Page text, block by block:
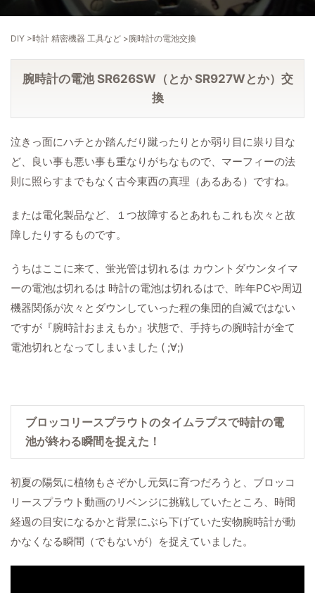
DIY >時計 精密機器 工具など >腕時計の電池交換
腕時計の電池 SR626SW（とか SR927Wとか）交
換
泣きっ面にハチとか踏んだり蹴ったりとか弱り目に祟り目な
ど、良い事も悪い事も重なりがちなもので、マーフィーの法
則に照らすまでもなく古今東西の真理（あるある）ですね。
または電化製品など、１つ故障するとあれもこれも次々と故
障したりするものです。
うちはここに来て、蛍光管は切れるは カウントダウンタイマ
ーの電池は切れるは 時計の電池は切れるはで、昨年PCや周辺
機器関係が次々とダウンしていった程の集団的自滅ではない
ですが『腕時計おまえもか』状態で、手持ちの腕時計が全て
電池切れとなってしまいました ( ;∀;)
ブロッコリースプラウトのタイムラプスで時計の電
池が終わる瞬間を捉えた！
初夏の陽気に植物もさぞかし元気に育つだろうと、ブロッコ
リースプラウト動画のリベンジに挑戦していたところ、時間
経過の目安になるかと背景にぶら下げていた安物腕時計が動
かなくなる瞬間（でもないが）を捉えていました。